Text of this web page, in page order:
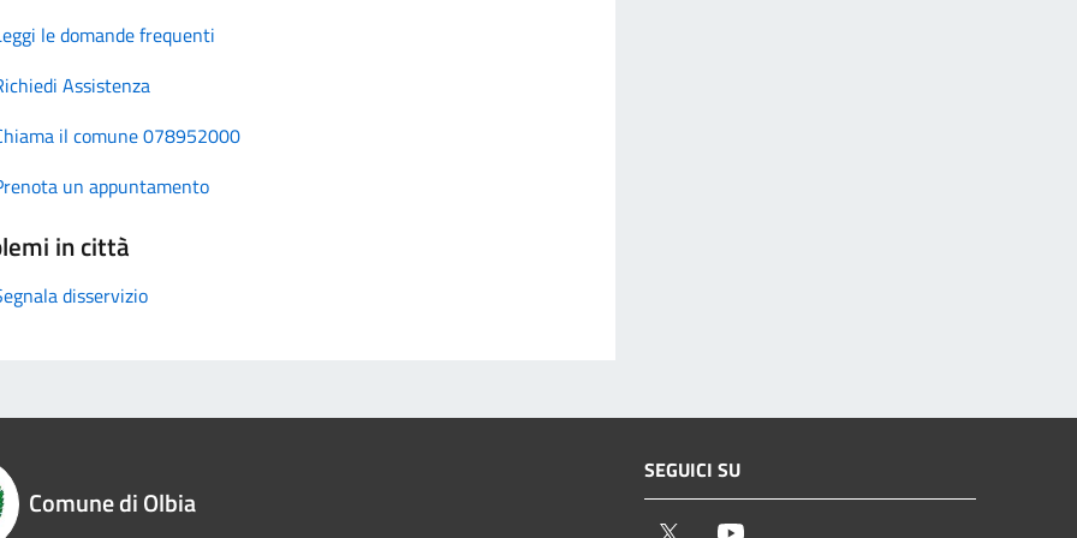
le domande frequenti
Assistenza
il comune 078952000
un appuntamento
in città
disservizio
Comune di Olbia
SEGUICI SU